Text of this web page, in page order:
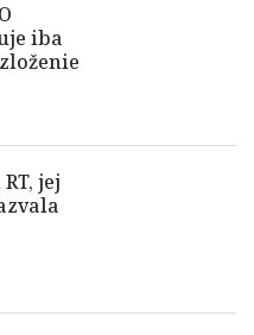
iba
jej